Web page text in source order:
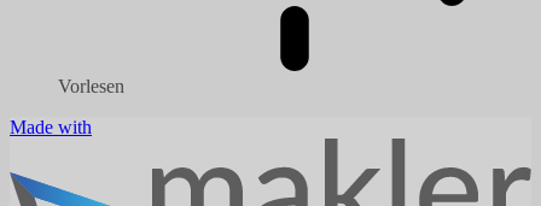
Vorlesen
Made with